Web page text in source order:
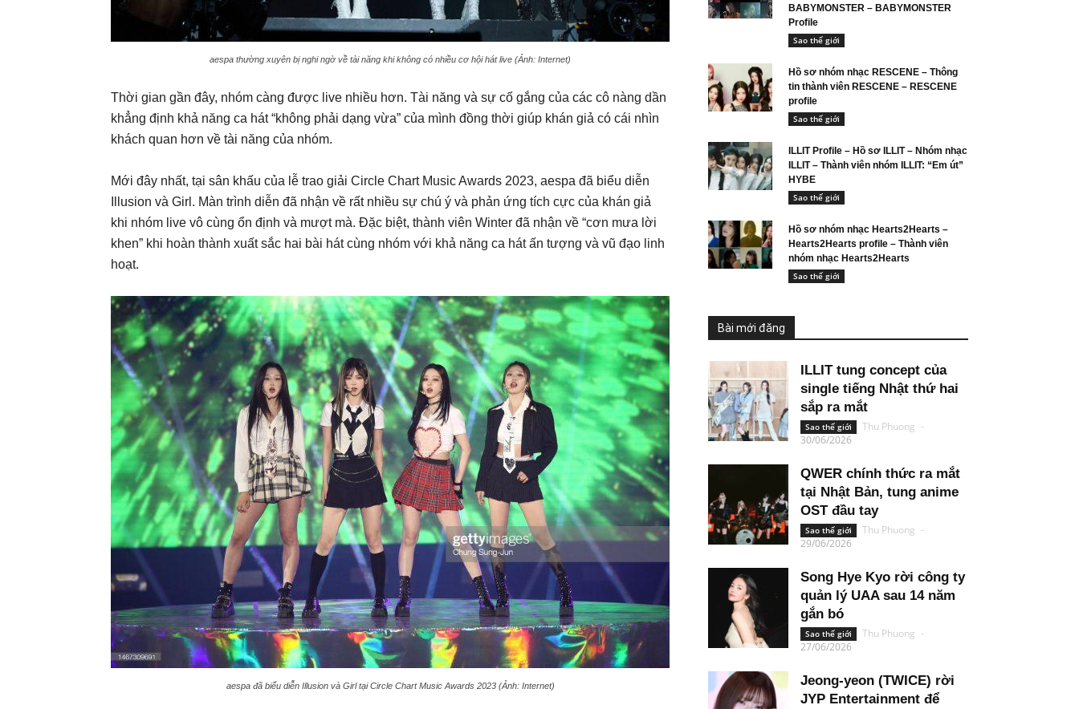
aespa thường xuyên bị nghi ngờ về tài năng khi không có nhiều cơ hội hát live (Ảnh: Internet)
Thời gian gần đây, nhóm càng được live nhiều hơn. Tài năng và sự cố gắng của các cô nàng dần
khẳng định khả năng ca hát “không phải dạng vừa” của mình đồng thời giúp khán giả có cái nhìn
khách quan hơn về tài năng của nhóm.
Mới đây nhất, tại sân khấu của lễ trao giải Circle Chart Music Awards 2023, aespa đã biểu diễn
Illusion và Girl. Màn trình diễn đã nhận về rất nhiều sự chú ý và phản ứng tích cực của khán giả
khi nhóm live vô cùng ổn định và mượt mà. Đặc biệt, thành viên Winter đã nhận về “cơn mưa lời
khen” khi hoàn thành xuất sắc hai bài hát cùng nhóm với khả năng ca hát ấn tượng và vũ đạo linh
hoạt.
aespa đã biểu diễn Illusion và Girl tại Circle Chart Music Awards 2023 (Ảnh: Internet)
BABYMONSTER – BABYMONSTER
Profile
Sao thế giới
Hồ sơ nhóm nhạc RESCENE – Thông
tin thành viên RESCENE – RESCENE
profile
Sao thế giới
ILLIT Profile – Hồ sơ ILLIT – Nhóm nhạc
ILLIT – Thành viên nhóm ILLIT: “Em út”
HYBE
Sao thế giới
Hồ sơ nhóm nhạc Hearts2Hearts –
Hearts2Hearts profile – Thành viên
nhóm nhạc Hearts2Hearts
Sao thế giới
Bài mới đăng
ILLIT tung concept của
single tiếng Nhật thứ hai
sắp ra mắt
Sao thế giới Thu Phuong -
30/06/2026
QWER chính thức ra mắt
tại Nhật Bản, tung anime
OST đầu tay
Sao thế giới Thu Phuong -
29/06/2026
Song Hye Kyo rời công ty
quản lý UAA sau 14 năm
gắn bó
Sao thế giới Thu Phuong -
27/06/2026
Jeong-yeon (TWICE) rời
JYP Entertainment để